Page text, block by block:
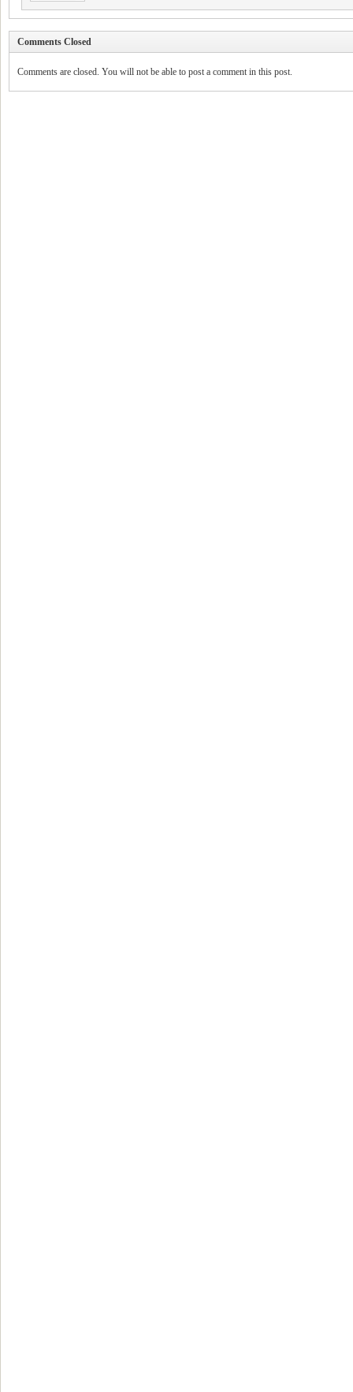
Comments Closed
Comments are closed. You will not be able to post a comment in this post.